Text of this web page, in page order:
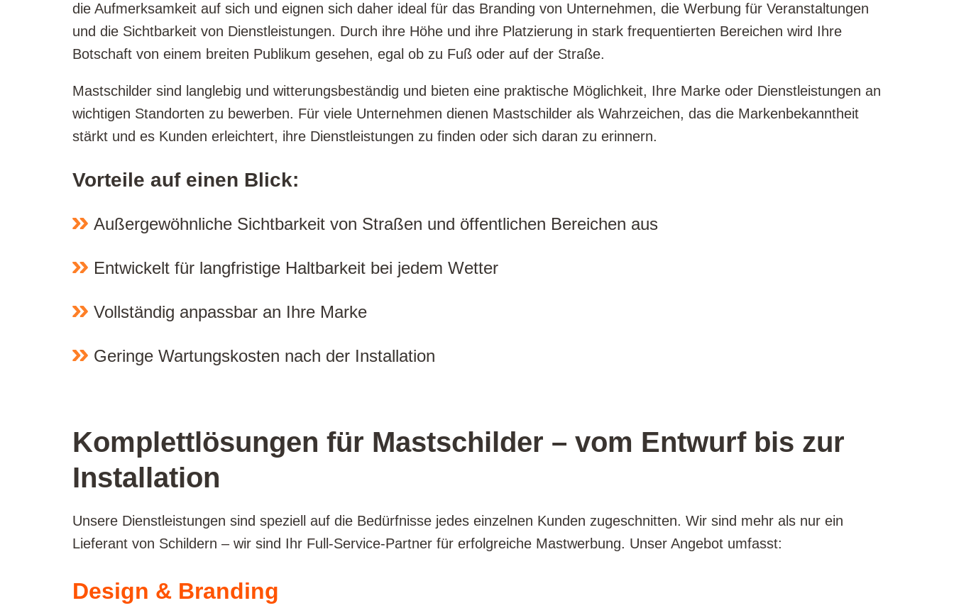
die Aufmerksamkeit auf sich und eignen sich daher ideal für das Branding von Unternehmen, die Werbung für Veranstaltungen
und die Sichtbarkeit von Dienstleistungen. Durch ihre Höhe und ihre Platzierung in stark frequentierten Bereichen wird Ihre
Botschaft von einem breiten Publikum gesehen, egal ob zu Fuß oder auf der Straße.
Mastschilder sind langlebig und witterungsbeständig und bieten eine praktische Möglichkeit, Ihre Marke oder Dienstleistungen an
wichtigen Standorten zu bewerben. Für viele Unternehmen dienen Mastschilder als Wahrzeichen, das die Markenbekanntheit
stärkt und es Kunden erleichtert, ihre Dienstleistungen zu finden oder sich daran zu erinnern.
Vorteile auf einen Blick:
Außergewöhnliche Sichtbarkeit von Straßen und öffentlichen Bereichen aus
Entwickelt für langfristige Haltbarkeit bei jedem Wetter
Vollständig anpassbar an Ihre Marke
Geringe Wartungskosten nach der Installation
Komplettlösungen für Mastschilder – vom Entwurf bis zur
Installation
Unsere Dienstleistungen sind speziell auf die Bedürfnisse jedes einzelnen Kunden zugeschnitten. Wir sind mehr als nur ein
Lieferant von Schildern – wir sind Ihr Full-Service-Partner für erfolgreiche Mastwerbung. Unser Angebot umfasst:
Design & Branding